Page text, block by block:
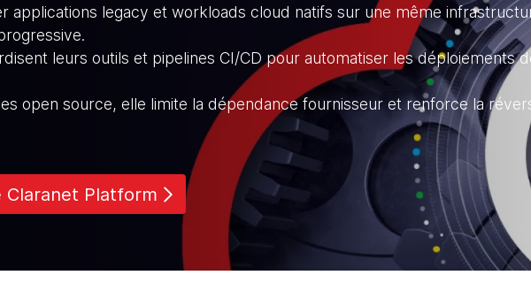
applications legacy et workloads cloud natifs sur une même
leurs outils et pipelines CI/CD pour automatiser les déploiements
open source, elle limite la dépendance fournisseur et renforce la
Platform